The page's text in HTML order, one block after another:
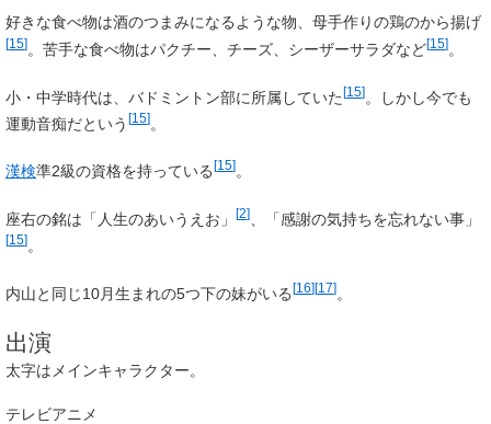
好きな食べ物は酒のつまみになるような物、母手作りの鶏のから揚げ
[15] 。苦手な食べ物はパクチー、チーズ、シーザーサラダなど[15] 。
小・中学時代は、バドミントン部に所属していた[15]
。しかし今でも
運動音痴だという [15] 。
漢検準2級の資格を持っている [15] 。
座右の銘は「人生のあいうえお」 [2] 、「感謝の気持ちを忘れない事」
[15] 。
内山と同じ10月生まれの5つ下の妹がいる[16][17]。
出演
太字はメインキャラクター。
テレビアニメ